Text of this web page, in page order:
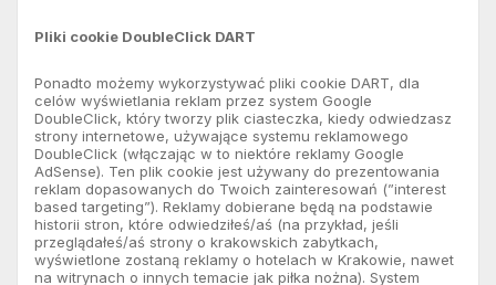
Pliki cookie DoubleClick DART
Ponadto możemy wykorzystywać pliki cookie DART, dla
celów wyświetlania reklam przez system Google
DoubleClick, który tworzy plik ciasteczka, kiedy odwiedzasz
strony internetowe, używające systemu reklamowego
DoubleClick (włączając w to niektóre reklamy Google
AdSense). Ten plik cookie jest używany do prezentowania
reklam dopasowanych do Twoich zainteresowań (”interest
based targeting”). Reklamy dobierane będą na podstawie
historii stron, które odwiedziłeś/aś (na przykład, jeśli
przeglądałeś/aś strony o krakowskich zabytkach,
wyświetlone zostaną reklamy o hotelach w Krakowie, nawet
na witrynach o innych temacie jak piłka nożna). System